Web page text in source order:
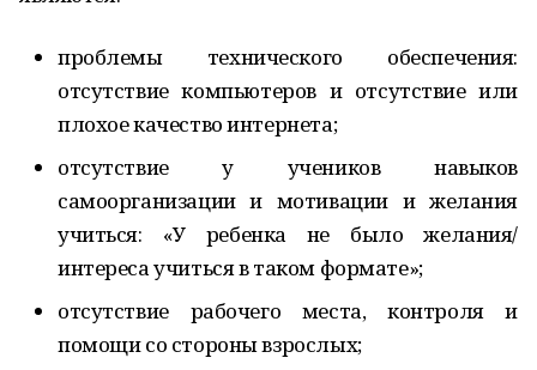
проблемы технического обеспечения:
отсутствие компьютеров и отсутствие или
плохое качество интернета;
отсутствие у учеников навыков
самоорганизации и мотивации и желания
учиться: «У ребенка не было желания/
интереса учиться в таком формате»;
отсутствие рабочего места, контроля и
помощи со стороны взрослых;